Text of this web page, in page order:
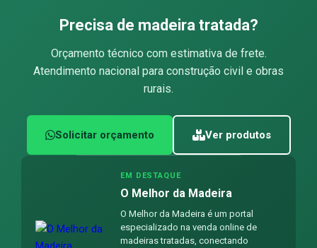
Precisa de madeira tratada?
Orçamento técnico com estimativa de frete.
Atendimento nacional para construção civil e obras
rurais.
Solicitar orçamento Ver produtos
EM DESTAQUE
O Melhor da Madeira
O Melhor da Madeira é um portal
especializado na venda online de
madeiras tratadas, conectando